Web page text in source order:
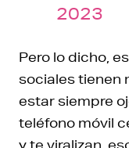
2023
Pero lo dicho,
sociales tienen
estar siempre
teléfono móvil
y te viralizan,